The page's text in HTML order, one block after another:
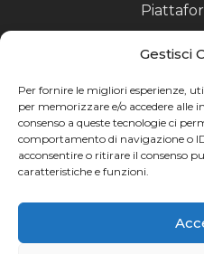
Gestisci
Per fornire le migliori esperienze,
per memorizzare e/o accedere alle
consenso a queste tecnologie ci
comportamento di navigazione o
acconsentire o ritirare il consenso
caratteristiche e funzioni.
Raccoglitori
Ricerca